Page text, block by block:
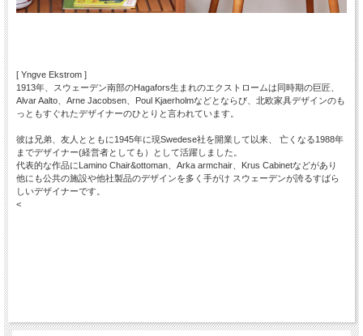
[ Yngve Ekstrom ]
1913年、スウェーデン南部のHagafors生まれのエクストロームは同時期の巨匠、
Alvar Aalto、Arne Jacobsen、Poul Kjaerholmなどとならび、北欧家具デザインのも
っともすぐれたデザイナーのひとりと言われています。
彼は兄弟、友人とともに1945年に現Swedese社を開業して以来、 亡くなる1988年
までデザイナー(経営者としても）として活躍しました。
代表的な作品にLamino Chair&ottoman、Arka armchair、Krus Cabinetなどがあり
他にも公共の施設や他社製品のデザインを多く手がけ スウェーデンが誇るすばら
しいデザイナーです。
<